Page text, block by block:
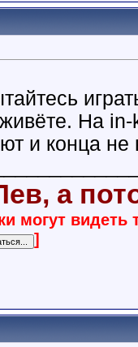
На
и конца не
а
могут видеть
]